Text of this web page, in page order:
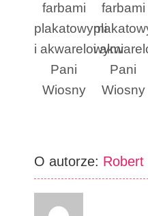
farbami
plakatowymi
i akwarelowymi
Pani
Wiosny
farbami
i
Pani
Wiosny
O autorze: Robert